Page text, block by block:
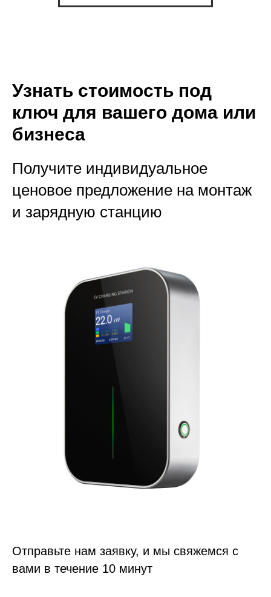
Узнать стоимость под
ключ для вашего дома или
бизнеса
Получите индивидуальное
ценовое предложение на монтаж
и зарядную станцию
Отправьте нам заявку, и мы свяжемся с
вами в течение 10 минут